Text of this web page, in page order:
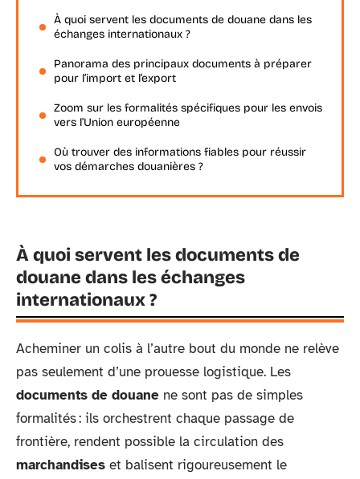
À quoi servent les documents de douane dans les
échanges internationaux ?
Panorama des principaux documents à préparer
pour l’import et l’export
Zoom sur les formalités spécifiques pour les envois
vers l’Union européenne
Où trouver des informations fiables pour réussir
vos démarches douanières ?
À quoi servent les documents de
douane dans les échanges
internationaux ?
Acheminer un colis à l’autre bout du monde ne relève
pas seulement d’une prouesse logistique. Les
documents de douane ne sont pas de simples
formalités : ils orchestrent chaque passage de
frontière, rendent possible la circulation des
marchandises et balisent rigoureusement le